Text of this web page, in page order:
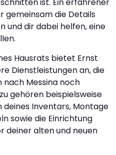
ist. Ein erfahrener
gemeinsam die Details
und dir dabei helfen, eine
Hausrats bietet Ernst
Dienstleistungen an, die
nach Messina noch
gehören beispielsweise
Inventars, Montage
sowie die Einrichtung
deiner alten und neuen